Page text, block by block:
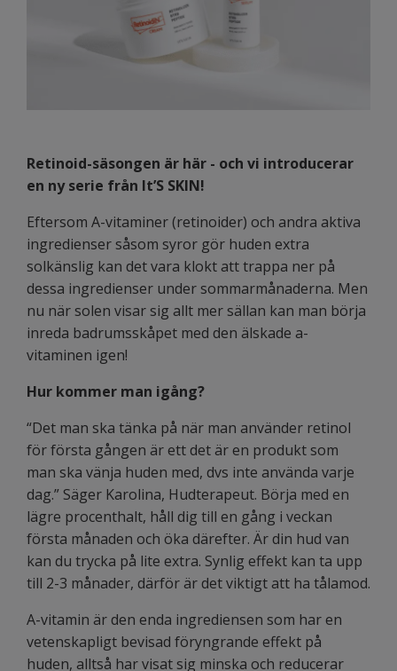
Retinoid-säsongen är här - och vi introducerar
en ny serie från It’S SKIN!
Eftersom A-vitaminer (retinoider) och andra aktiva
ingredienser såsom syror gör huden extra
solkänslig kan det vara klokt att trappa ner på
dessa ingredienser under sommarmånaderna. Men
nu när solen visar sig allt mer sällan kan man börja
inreda badrumsskåpet med den älskade a-
vitaminen igen!
Hur kommer man igång?
“Det man ska tänka på när man använder retinol
för första gången är ett det är en produkt som
man ska vänja huden med, dvs inte använda varje
dag.” Säger Karolina, Hudterapeut. Börja med en
lägre procenthalt, håll dig till en gång i veckan
första månaden och öka därefter. Är din hud van
kan du trycka på lite extra. Synlig effekt kan ta upp
till 2-3 månader, därför är det viktigt att ha tålamod.
A-vitamin är den enda ingrediensen som har en
vetenskapligt bevisad föryngrande effekt på
huden, alltså har visat sig minska och reducerar